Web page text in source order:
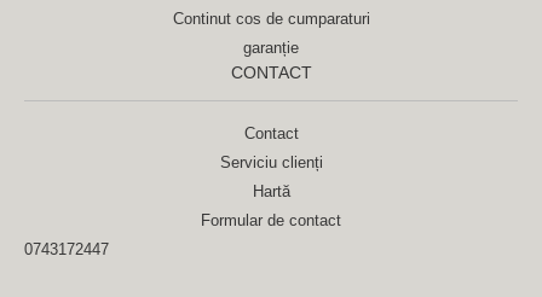
Continut cos de cumparaturi
garanție
CONTACT
Contact
Serviciu clienți
Hartă
Formular de contact
0743172447